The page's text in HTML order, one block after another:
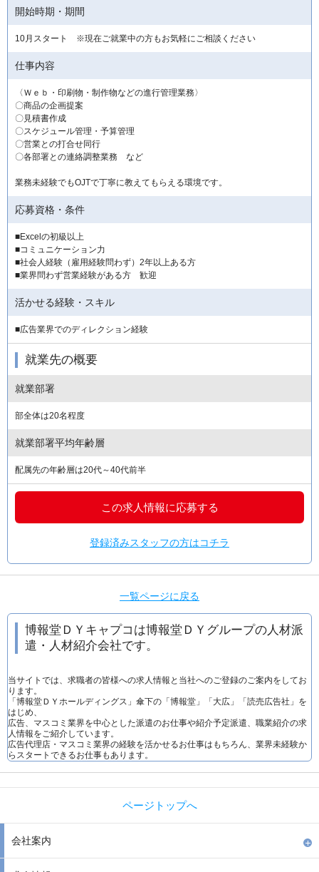
開始時期・期間
10月スタート ※現在ご就業中の方もお気軽にご相談ください
仕事内容
〈Ｗｅｂ・印刷物・制作物などの進行管理業務〉
〇商品の企画提案
〇見積書作成
〇スケジュール管理・予算管理
〇営業との打合せ同行
〇各部署との連絡調整業務 など
業務未経験でもOJTで丁寧に教えてもらえる環境です。
応募資格・条件
■Excelの初級以上
■コミュニケーション力
■社会人経験（雇用経験問わず）2年以上ある方
■業界問わず営業経験がある方 歓迎
活かせる経験・スキル
■広告業界でのディレクション経験
就業先の概要
就業部署
部全体は20名程度
就業部署平均年齢層
配属先の年齢層は20代～40代前半
この求人情報に応募する
登録済みスタッフの方はコチラ
一覧ページに戻る
博報堂ＤＹキャプコは博報堂ＤＹグループの人材派
遣・人材紹介会社です。
当サイトでは、求職者の皆様への求人情報と当社へのご登録のご案内をしてお
ります。
「博報堂ＤＹホールディングス」傘下の「博報堂」「大広」「読売広告社」を
はじめ、
広告、マスコミ業界を中心とした派遣のお仕事や紹介予定派遣、職業紹介の求
人情報をご紹介しています。
広告代理店・マスコミ業界の経験を活かせるお仕事はもちろん、業界未経験か
らスタートできるお仕事もあります。
ページトップへ
会社案内